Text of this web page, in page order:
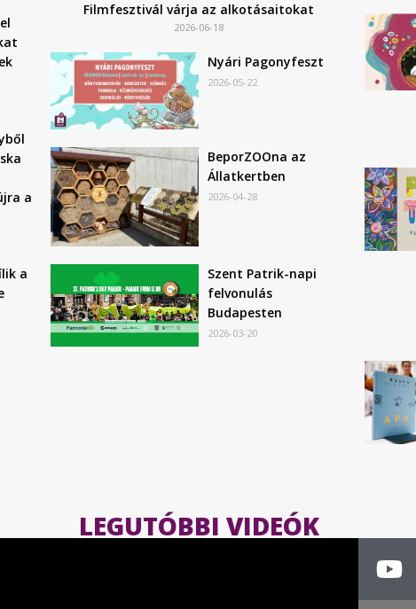
a
a
Filmfesztivál várja az alkotásaitokat
2026-06-18
Nyári Pagonyfeszt
2026-05-22
BeporZOOna az
Állatkertben
2026-04-28
Szent Patrik-napi
felvonulás
Budapesten
2026-03-20
LEGUTÓBBI VIDEÓK